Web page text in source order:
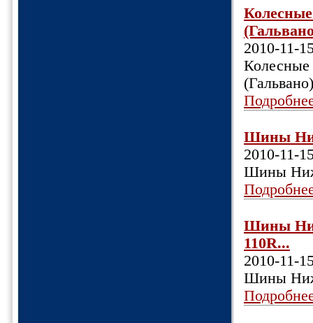
2010-11-
Колесные
(Гальвано)
Шины
2010-11-
Шины
Шины
110R...
2010-11-
Шины